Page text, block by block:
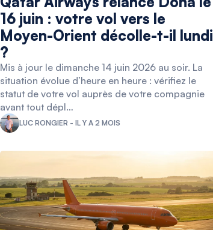
16 juin : votre vol vers le
Moyen-Orient décolle-t-il lundi
?
Mis à jour le dimanche 14 juin 2026 au soir. La
situation évolue d’heure en heure : vérifiez le
statut de votre vol auprès de votre compagnie
avant tout dépl…
LUC RONGIER - IL Y A 2 MOIS